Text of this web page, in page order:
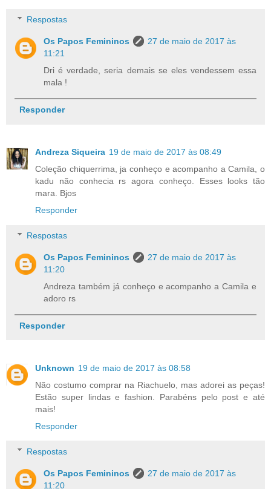
Respostas
Os Papos Femininos
27 de maio de 2017 às
11:21
Dri é verdade, seria demais se eles vendessem essa
mala !
Responder
Andreza Siqueira 19 de maio de 2017 às 08:49
Coleção chiquerrima, ja conheço e acompanho a Camila, o
kadu não conhecia rs agora conheço. Esses looks tão
mara. Bjos
Responder
Respostas
Os Papos Femininos
27 de maio de 2017 às
11:20
Andreza também já conheço e acompanho a Camila e
adoro rs
Responder
Unknown 19 de maio de 2017 às 08:58
Não costumo comprar na Riachuelo, mas adorei as peças!
Estão super lindas e fashion. Parabéns pelo post e até
mais!
Responder
Respostas
Os Papos Femininos
27 de maio de 2017 às
11:20